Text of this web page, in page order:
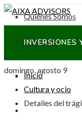
Quiénes Somos
Contacto
domingo, agosto 9
INVERSIONES
CIENCIA Y
Inicio
Cultura y ocio
Detalles del